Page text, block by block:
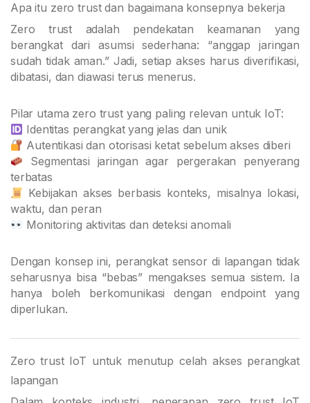
Apa itu zero trust dan bagaimana konsepnya bekerja
Zero trust adalah pendekatan keamanan yang
berangkat dari asumsi sederhana: “anggap jaringan
sudah tidak aman.” Jadi, setiap akses harus diverifikasi,
dibatasi, dan diawasi terus menerus.
Pilar utama zero trust yang paling relevan untuk IoT:
Identitas perangkat yang jelas dan unik
Autentikasi dan otorisasi ketat sebelum akses diberi
Segmentasi jaringan agar pergerakan penyerang
terbatas
Kebijakan akses berbasis konteks, misalnya lokasi,
waktu, dan peran
Monitoring aktivitas dan deteksi anomali
Dengan konsep ini, perangkat sensor di lapangan tidak
seharusnya bisa “bebas” mengakses semua sistem. Ia
hanya boleh berkomunikasi dengan endpoint yang
diperlukan.
Zero trust IoT untuk menutup celah akses perangkat
lapangan